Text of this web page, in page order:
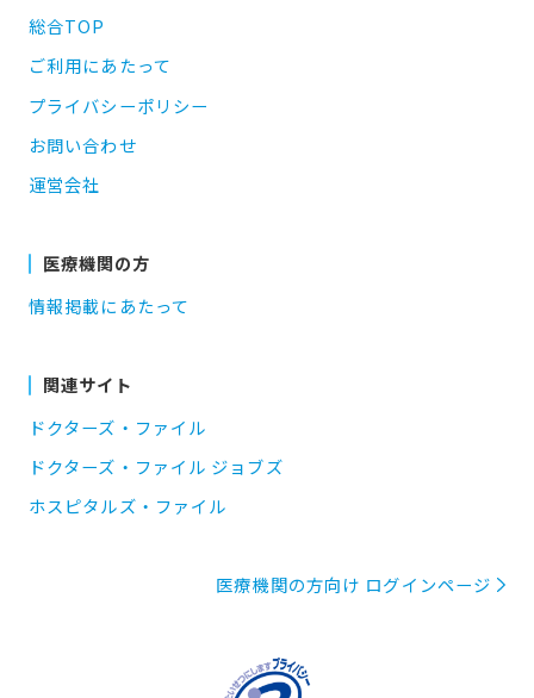
総合TOP
ご利用にあたって
プライバシーポリシー
お問い合わせ
運営会社
医療機関の方
情報掲載にあたって
関連サイト
ドクターズ・ファイル
ドクターズ・ファイル ジョブズ
ホスピタルズ・ファイル
医療機関の方向け ログインページ